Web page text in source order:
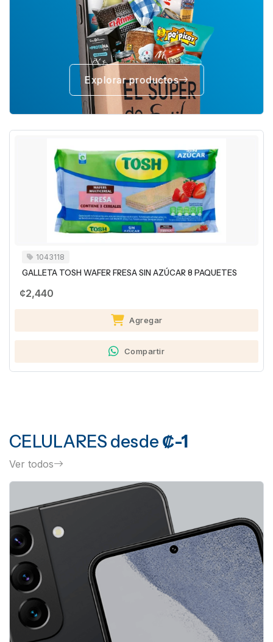
Explorar productos
1037629
AHUYENTADOR DE MURCIÉLAGOS MURCILAB BIOECO
¢4,990
CELULARES desde ₡-1
Ver todos